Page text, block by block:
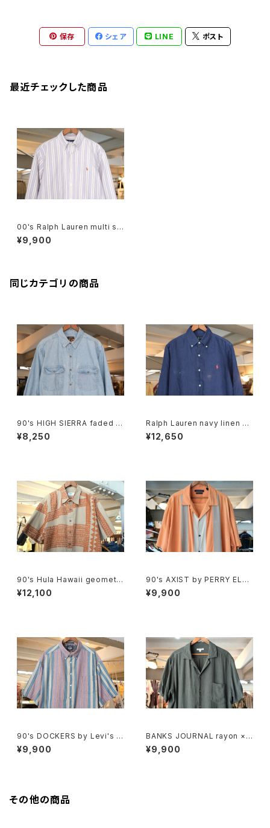
保存 シェア LINE ポスト
最近チェックした商品
00's Ralph Lauren multi str
iped oxford B.D. Shirt III
¥9,900
同じカテゴリの商品
90's HIGH SIERRA faded in
digo denim Shirt
¥8,250
Ralph Lauren navy linen B.
D. Shirt
¥12,650
90's Hula Hawaii geometri
c tribal pattern Shirt
¥12,100
90's AXIST by PERRY ELLI
S panel-pattern washable-
silk Shirt
¥9,900
90's DOCKERS by Levi's m
ulti-stripe and botanical S
hirt
¥9,900
BANKS JOURNAL rayon ×li
nen open-collar Shirt
¥9,900
その他の商品